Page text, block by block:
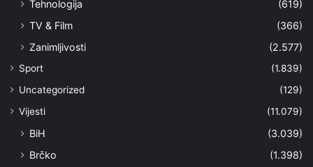
Tehnologija
(619)
TV & Film
(366)
Zanimljivosti
(2.577)
Sport
(1.839)
Uncategorized
(129)
Vijesti
(11.079)
BiH
(3.039)
Brčko
(1.398)